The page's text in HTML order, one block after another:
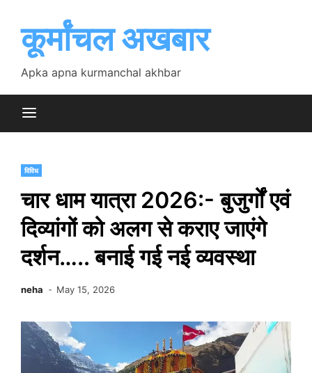
contentकूर्मांचल अखबार
Apka apna kurmanchal akhbar
विविध
चार धाम यात्रा 2026:- बुजुर्गों एवं
दिव्यांगों को अलग से कराए जाएंगे
दर्शन….. बनाई गई नई व्यवस्था
neha May 15, 2026